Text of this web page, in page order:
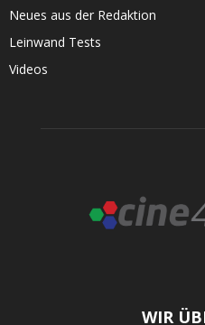
Neues aus der Redaktion
Leinwand Tests
Videos
WIR